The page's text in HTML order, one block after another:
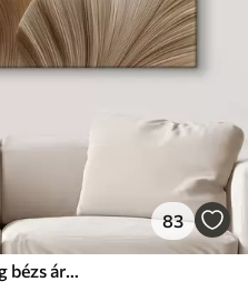
83
Dombornyomott levelek meleg bézs árnyalatokban